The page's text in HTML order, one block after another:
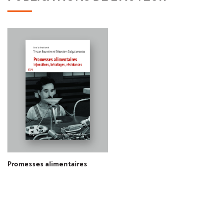
Promesses alimentaires